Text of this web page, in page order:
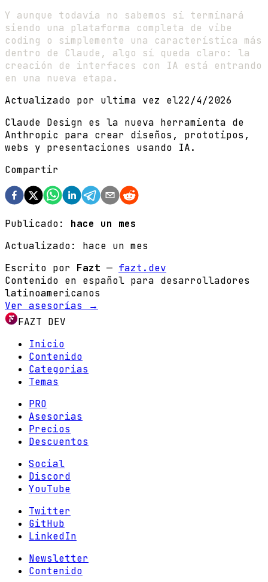
Y aunque todavía no sabemos si terminará
siendo una plataforma completa de vibe
coding o simplemente una característica más
dentro de Claude, algo sí queda claro: la
creación de interfaces con IA está entrando
en una nueva etapa.
Actualizado por ultima vez el22/4/2026
Claude Design es la nueva herramienta de
Anthropic para crear diseños, prototipos,
webs y presentaciones usando IA.
Compartir
Publicado:
hace un mes
Actualizado: hace un mes
Escrito por Fazt — fazt.dev
Contenido en español para desarrolladores
latinoamericanos
Ver asesorías →
FAZT DEV
Inicio
Contenido
Categorias
Temas
PRO
Asesorias
Precios
Descuentos
Social
Discord
YouTube
Twitter
GitHub
LinkedIn
Newsletter
Contenido